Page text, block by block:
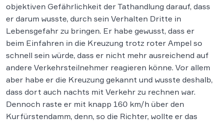
objektiven Gefährlichkeit der Tathandlung darauf, dass
er darum wusste, durch sein Verhalten Dritte in
Lebensgefahr zu bringen. Er habe gewusst, dass er
beim Einfahren in die Kreuzung trotz roter Ampel so
schnell sein würde, dass er nicht mehr ausreichend auf
andere Verkehrsteilnehmer reagieren könne. Vor allem
aber habe er die Kreuzung gekannt und wusste deshalb,
dass dort auch nachts mit Verkehr zu rechnen war.
Dennoch raste er mit knapp 160 km/h über den
Kurfürstendamm, denn, so die Richter, wollte er das